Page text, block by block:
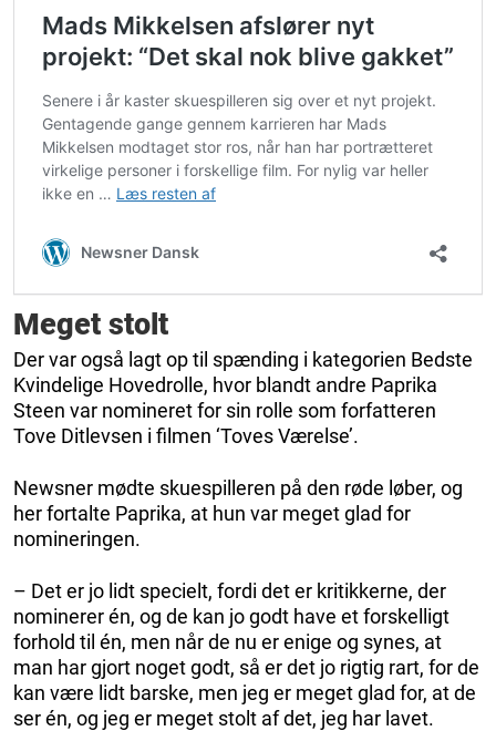
Meget stolt
Der var også lagt op til spænding i kategorien Bedste
Kvindelige Hovedrolle, hvor blandt andre Paprika
Steen var nomineret for sin rolle som forfatteren
Tove Ditlevsen i filmen ‘Toves Værelse’.
Newsner mødte skuespilleren på den røde løber, og
her fortalte Paprika, at hun var meget glad for
nomineringen.
– Det er jo lidt specielt, fordi det er kritikkerne, der
nominerer én, og de kan jo godt have et forskelligt
forhold til én, men når de nu er enige og synes, at
man har gjort noget godt, så er det jo rigtig rart, for de
kan være lidt barske, men jeg er meget glad for, at de
ser én, og jeg er meget stolt af det, jeg har lavet.